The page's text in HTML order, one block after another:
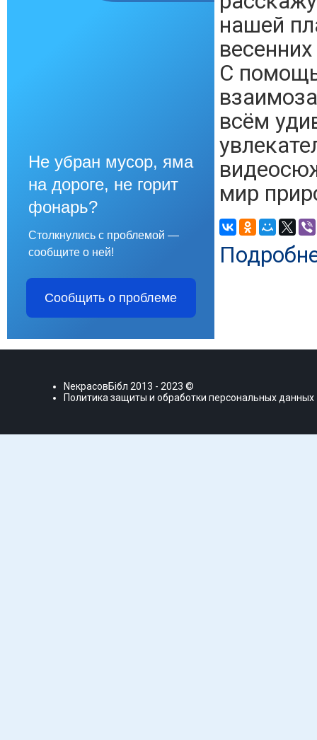
Не убран мусор, яма
на дороге, не горит
фонарь?
Столкнулись с проблемой —
сообщите о ней!
Сообщить о проблеме
нашей
C
всём
мир
NекрасовБiбл 2013 - 2023 ©
Политика защиты и обработки персональных данных